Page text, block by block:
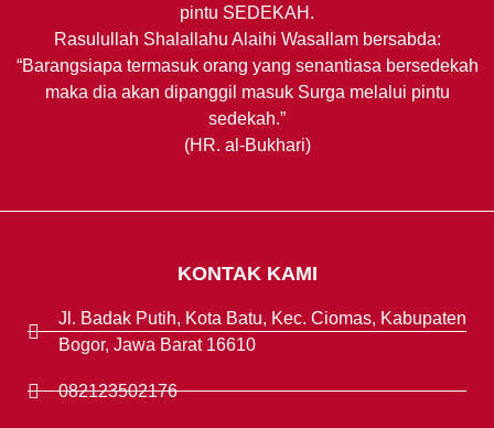
pintu SEDEKAH.
Rasulullah Shalallahu Alaihi Wasallam bersabda:
“Barangsiapa termasuk orang yang senantiasa bersedekah
maka dia akan dipanggil masuk Surga melalui pintu
sedekah.”
(HR. al-Bukhari)
KONTAK KAMI
Jl. Badak Putih, Kota Batu, Kec. Ciomas, Kabupaten
Bogor, Jawa Barat 16610
082123502176